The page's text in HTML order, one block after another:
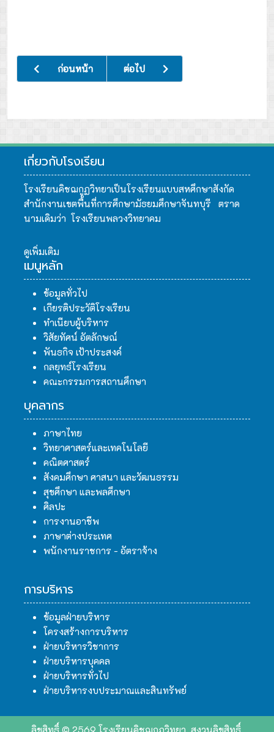
เนื้อหาก่อนหน้า: รับการนิเทศ ติดตาม และประเมินผลการจัดก
ก่อนหน้า เนื้อหาถัดไป: กิจกรรมอบรมส่งเสริมอ
ต่อไป
เกี่ยวกับโรงเรียน
โรงเรียนคิชฌกูฏวิทยาเป็นโรงเรียนแบบสหศึกษาสังกัด
สำนักงานเขตพื้นที่การศึกษามัธยมศึกษาจันทบุรี ตราด
นามเดิมว่า โรงเรียนพลวงวิทยาคม
ดูเพิ่มเติม
เมนูหลัก
ข้อมูลทั่วไป
เกียรติประวัติโรงเรียน
ทำเนียบผู้บริหาร
วิสัยทัศน์ อัตลักษณ์
พันธกิจ เป้าประสงค์
กลยุทธ์โรงเรียน
คณะกรรมการสถานศึกษา
บุคลากร
ภาษาไทย
วิทยาศาสตร์และเทคโนโลยี
คณิตศาสตร์
สังคมศึกษา ศาสนา และวัฒนธรรม
สุขศึกษา และพลศึกษา
ศิลปะ
การงานอาชีพ
ภาษาต่างประเทศ
พนักงานราชการ - อัตราจ้าง
การบริหาร
ข้อมูลฝ่ายบริหาร
โครงสร้างการบริหาร
ฝ่ายบริหารวิชาการ
ฝ่ายบริหารบุคคล
ฝ่ายบริหารทั่วไป
ฝ่ายบริหารงบประมาณและสินทรัพย์
ลิขสิทธิ์ © 2569 โรงเรียนคิชฌกูฏวิทยา. สงวนลิขสิทธิ์.